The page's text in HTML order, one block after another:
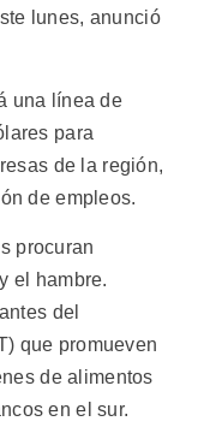
lunes, anunció
una línea de
para
de la región,
de empleos.
procuran
el hambre.
del
que promueven
de alimentos
en el sur.